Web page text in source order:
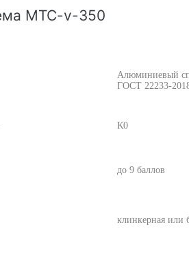
MTC-v-350
Алюминиевый
ГОСТ 22233-
К0
до 9 баллов
клинкерная или